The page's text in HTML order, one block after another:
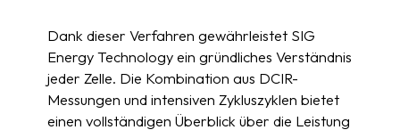
Dank dieser Verfahren gewährleistet SIG
Energy Technology ein gründliches Verständnis
jeder Zelle. Die Kombination aus DCIR-
Messungen und intensiven Zykluszyklen bietet
einen vollständigen Überblick über die Leistung